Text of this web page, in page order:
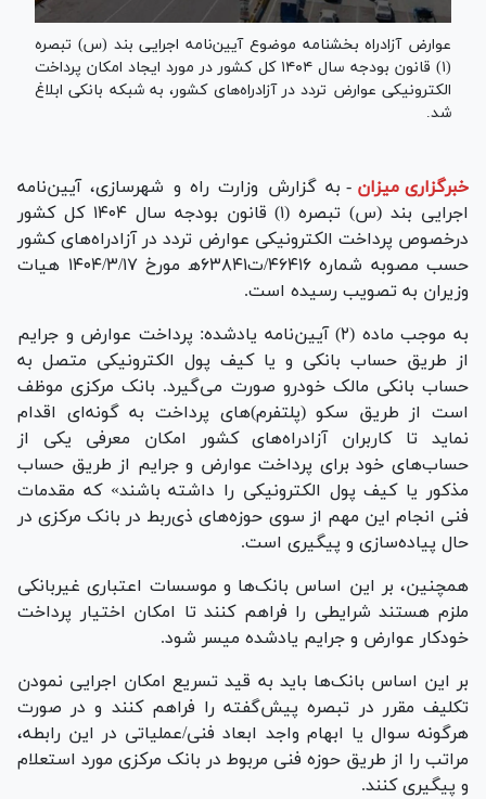
عوارض آزادراه بخشنامه موضوع آیین‌نامه اجرایی بند (س) تبصره
(۱) قانون بودجه سال ۱۴۰۴ کل کشور در مورد ایجاد امکان پرداخت
الکترونیکی عوارض تردد در آزادراه‌های کشور، به شبکه بانکی ابلاغ
شد.
خبرگزاری میزان - به گزارش وزارت راه و شهرسازی، آیین‌نامه
اجرایی بند (س) تبصره (۱) قانون بودجه سال ۱۴۰۴ کل کشور
درخصوص پرداخت الکترونیکی عوارض تردد در آزادراه‌های کشور
حسب مصوبه شماره ۴۶۴۱۶‏/ت۶۳۸۴۱ﻫ مورخ ۱۷‏/۳‏/۱۴۰۴ هیات
وزیران به تصویب رسیده است.
به موجب ماده (۲) آیین‌نامه یادشده: پرداخت عوارض و جرایم
از طریق حساب بانکی و یا کیف پول الکترونیکی متصل به
حساب بانکی مالک خودرو صورت می‌گیرد. بانک مرکزی موظف
است از طریق سکو (پلتفرم)‌های پرداخت به گونه‌ای اقدام
نماید تا کاربران آزادراه‌های کشور امکان معرفی یکی از
حساب‌های خود برای پرداخت عوارض و جرایم از طریق حساب
مذکور یا کیف پول الکترونیکی را داشته باشند» که مقدمات
فنی انجام این مهم از سوی حوزه‌های ذی‌ربط در بانک مرکزی در
حال پیاده‌سازی و پیگیری است.
همچنین، بر این اساس بانک‌ها و موسسات اعتباری غیربانکی
ملزم هستند شرایطی را فراهم کنند تا امکان اختیار پرداخت
خودکار عوارض و جرایم یادشده میسر شود.
بر این اساس بانک‌ها باید به قید تسریع امکان اجرایی نمودن
تکلیف مقرر در تبصره پیش‌گفته را فراهم کنند و در صورت
هرگونه سوال یا ابهام واجد ابعاد فنی‏/عملیاتی در این رابطه،
مراتب را از طریق حوزه فنی مربوط در بانک مرکزی مورد استعلام
و پیگیری کنند.